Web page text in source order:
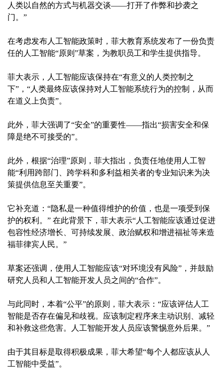
人类以自然的方式与机器交谈——打开了作弊和抄袭之
门。”
在考虑发布人工智能政策时，菲大教育系统发布了一份负责
任的人工智能“原则”草案，为教职员工和学生提供指导。
菲大表示，人工智能应该保持在“有意义的人类控制之
下”，“人类最终应该保持对人工智能系统行为的控制，从而
在道义上负责”。
此外，菲大强调了“安全”的重要性——指出“损害安全和保
障是绝不可接受的”。
此外，根据“治理”原则，菲大指出，负责任地使用人工智
能“利用跨部门、跨学科和多利益相关者的专业知识来为决
策提供信息至关重要”。
它补充道：“隐私是一种值得维护的价值，也是一项受到保
护的权利。” 在此背景下，菲大表示“人工智能应该通过促进
包容性经济增长、可持续发展、政治赋权和增进福祉等来造
福菲律宾人民。”
草案还强调，使用人工智能应该“对环境没有风险”，并鼓励
研究人员和人工智能开发人员之间的“合作”。
与此同时，本着“公平”的原则，菲大表示：“应该评估人工
智能是否存在偏见和歧视。应该制定程序来主动识别、减轻
和补救这些危害。人工智能开发人员应该警惕意外后果。”
由于其目标是取得积极成果，菲大希望“每个人都应该从人
工智能中受益”。